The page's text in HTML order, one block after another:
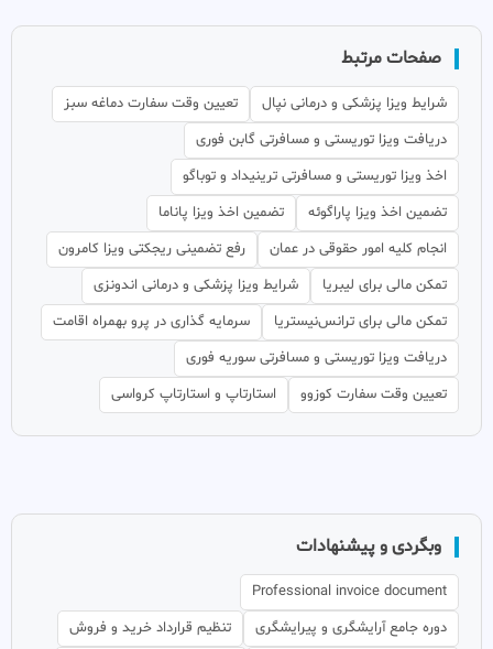
صفحات مرتبط
شرایط ویزا پزشکی و درمانی نپال
تعیین وقت سفارت دماغه سبز
دریافت ویزا توریستی و مسافرتی گابن فوری
اخذ ویزا توریستی و مسافرتی ترینیداد و توباگو
تضمین اخذ ویزا پاراگوئه
تضمین اخذ ویزا پاناما
انجام کلیه امور حقوقی در عمان
رفع تضمینی ریجکتی ویزا کامرون
تمکن مالی برای لیبریا
شرایط ویزا پزشکی و درمانی اندونزی
تمکن مالی برای ترانس‌نیستریا
سرمایه گذاری در پرو بهمراه اقامت
دریافت ویزا توریستی و مسافرتی سوریه فوری
تعیین وقت سفارت کوزوو
استارتاپ و استارتاپ کرواسی
وبگردی و پیشنهادات
Professional invoice document
دوره جامع آرایشگری و پیرایشگری
تنظیم قرارداد خرید و فروش